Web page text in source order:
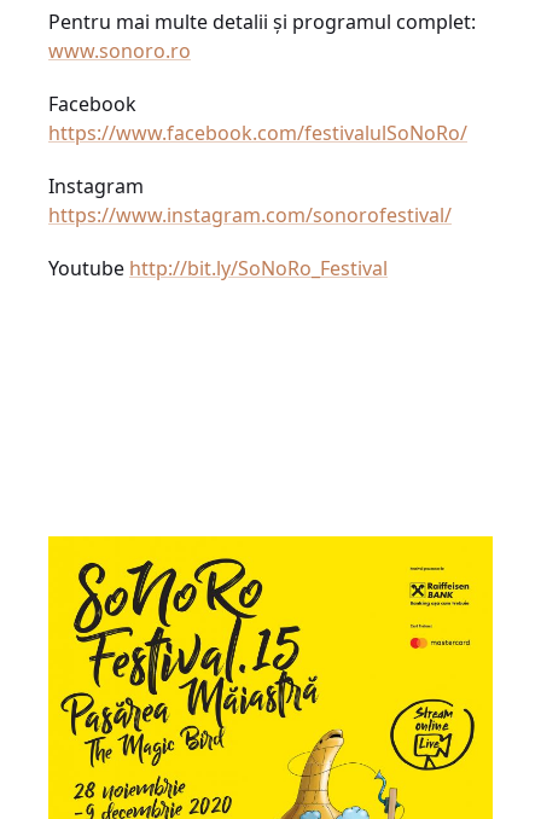
Pentru mai multe detalii și programul complet:
www.sonoro.ro
Facebook
https://www.facebook.com/festivalulSoNoRo/
Instagram
https://www.instagram.com/sonorofestival/
Youtube http://bit.ly/SoNoRo_Festival